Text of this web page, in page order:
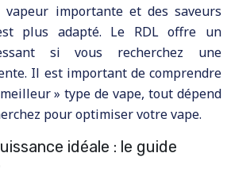
importante et des saveurs
plus adapté. Le RDL offre un
si vous recherchez une
Il est important de comprendre
meilleur » type de vape, tout dépend
pour optimiser votre vape.
idéale : le guide